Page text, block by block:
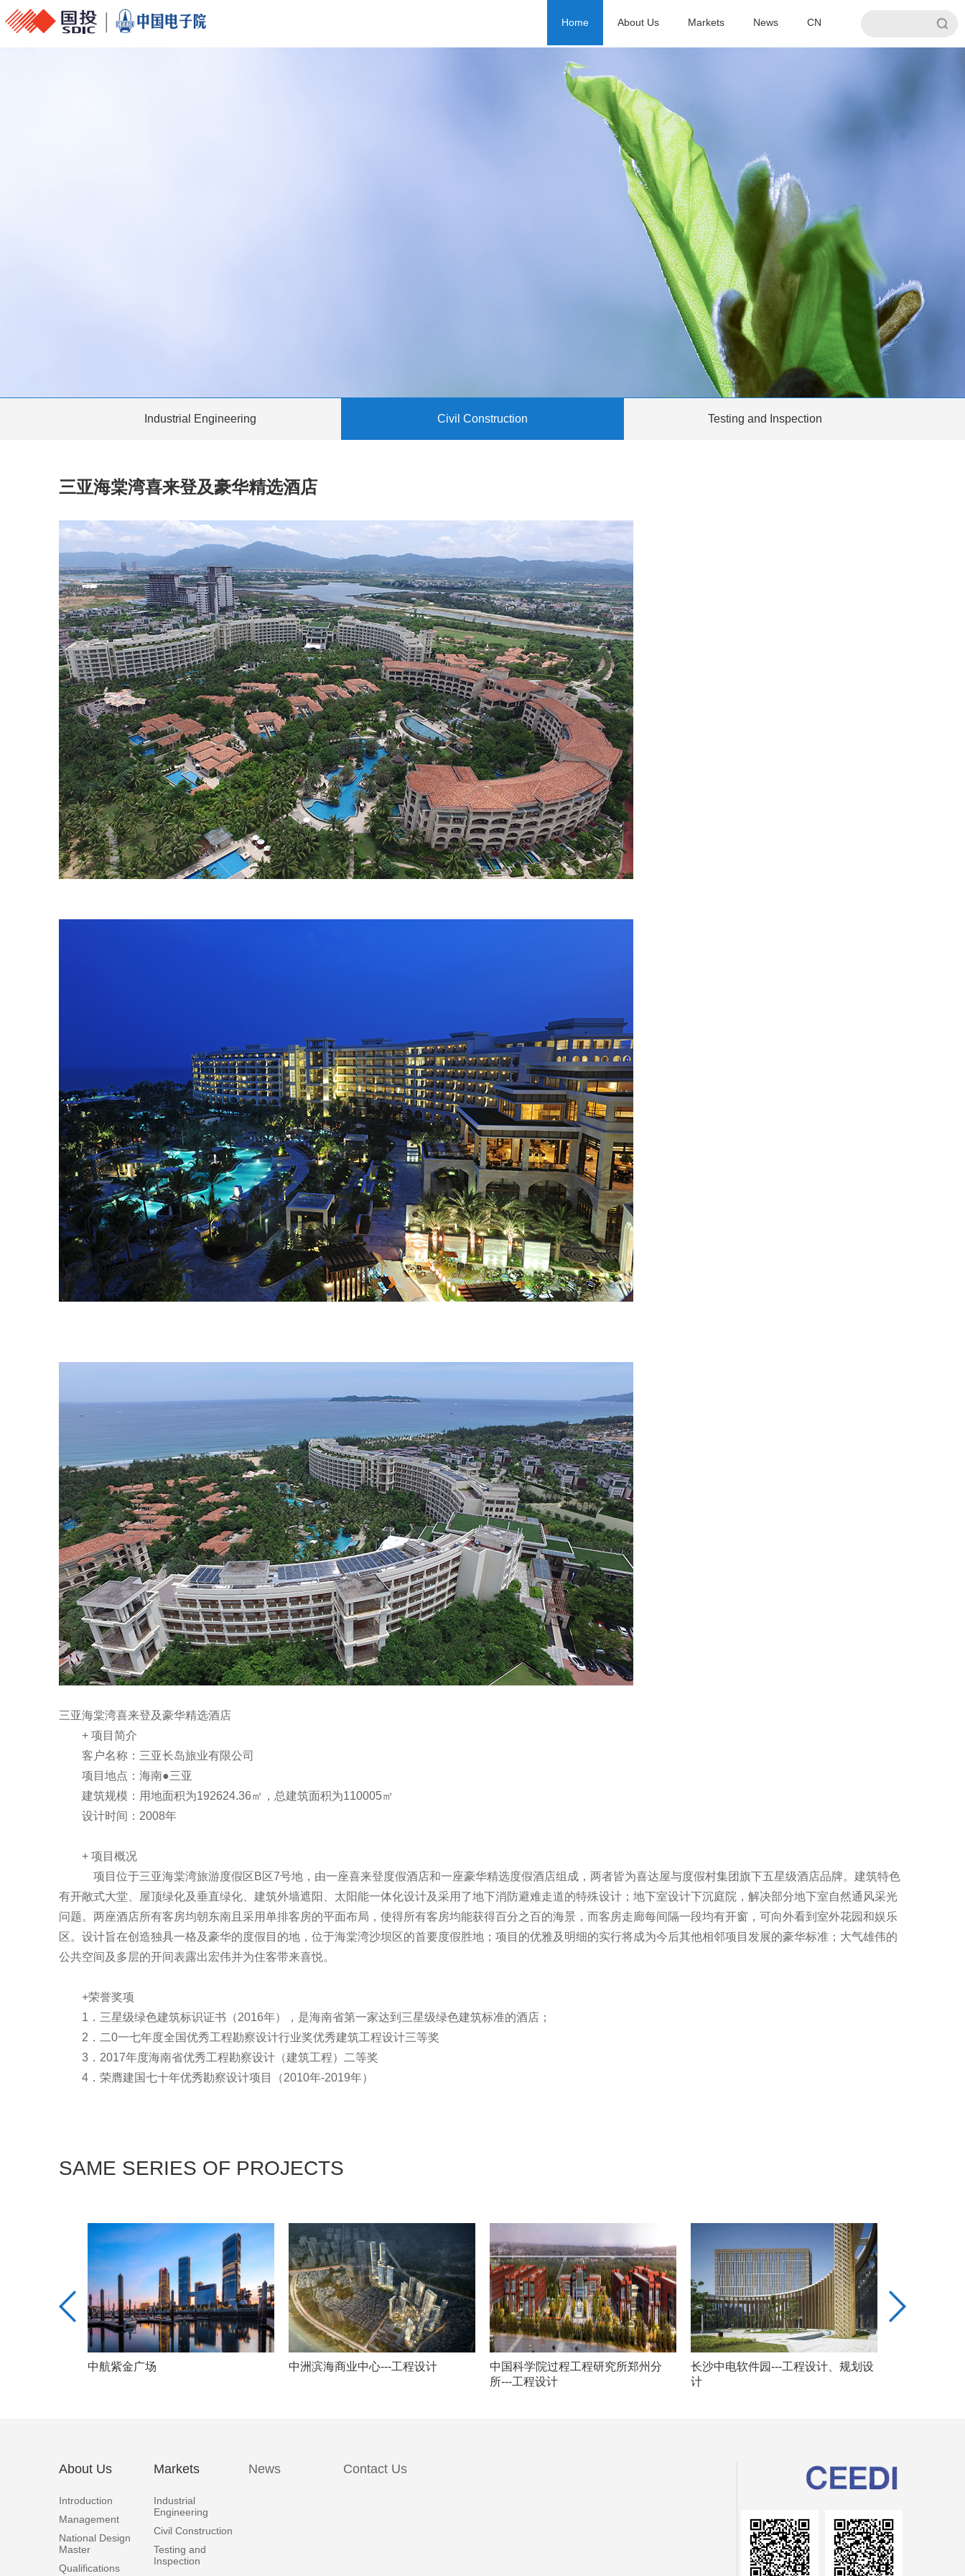
Home About Us Markets News CN
Industrial Engineering Civil Construction Testing and Inspection
三亚海棠湾喜来登及豪华精选酒店
三亚海棠湾喜来登及豪华精选酒店
+ 项目简介
客户名称：三亚长岛旅业有限公司
项目地点：海南●三亚
建筑规模：用地面积为192624.36㎡，总建筑面积为110005㎡
设计时间：2008年
+ 项目概况
项目位于三亚海棠湾旅游度假区B区7号地，由一座喜来登度假酒店和一座豪华精选度假酒店组成，两者皆为喜达屋与度假村集团旗下五星级酒店品牌。建筑特色
有开敞式大堂、屋顶绿化及垂直绿化、建筑外墙遮阳、太阳能一体化设计及采用了地下消防避难走道的特殊设计；地下室设计下沉庭院，解决部分地下室自然通风采光
问题。两座酒店所有客房均朝东南且采用单排客房的平面布局，使得所有客房均能获得百分之百的海景，而客房走廊每间隔一段均有开窗，可向外看到室外花园和娱乐
区。设计旨在创造独具一格及豪华的度假目的地，位于海棠湾沙坝区的首要度假胜地；项目的优雅及明细的实行将成为今后其他相邻项目发展的豪华标准；大气雄伟的
公共空间及多层的开间表露出宏伟并为住客带来喜悦。
+荣誉奖项
1．三星级绿色建筑标识证书（2016年），是海南省第一家达到三星级绿色建筑标准的酒店；
2．二0一七年度全国优秀工程勘察设计行业奖优秀建筑工程设计三等奖
3．2017年度海南省优秀工程勘察设计（建筑工程）二等奖
4．荣膺建国七十年优秀勘察设计项目（2010年-2019年）
SAME SERIES OF PROJECTS
中航紫金广场 中洲滨海商业中心---工程设计
中国科学院过程工程研究所郑州分
所---工程设计
长沙中电软件园---工程设计、规划设
计
About Us
Introduction
Management
National Design
Master
Qualifications
Markets
Industrial
Engineering
Civil Construction
Testing and
Inspection
News Contact Us